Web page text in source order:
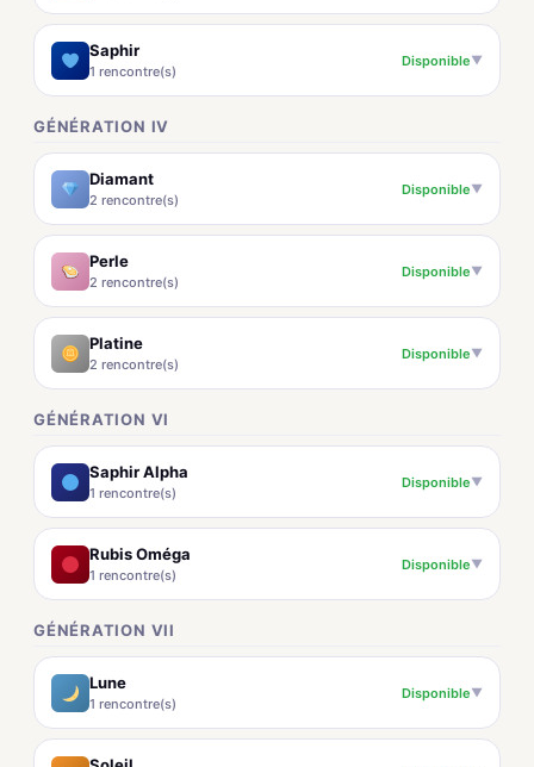
Saphir
1 rencontre(s)
Disponible▼
GÉNÉRATION IV
Diamant
2 rencontre(s)
Disponible▼
Perle
2 rencontre(s)
Disponible▼
Platine
2 rencontre(s)
Disponible▼
GÉNÉRATION VI
Saphir Alpha
1 rencontre(s)
Disponible▼
Rubis Oméga
1 rencontre(s)
Disponible▼
GÉNÉRATION VII
Lune
1 rencontre(s)
Disponible▼